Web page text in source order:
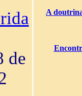
de
A